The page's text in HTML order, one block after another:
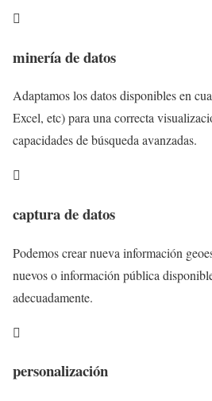

minería de datos
Adaptamos los datos disponibles en
Excel, etc) para una correcta
capacidades de búsqueda avanzadas.

captura de datos
Podemos crear nueva información
nuevos o información pública
adecuadamente.

personalización